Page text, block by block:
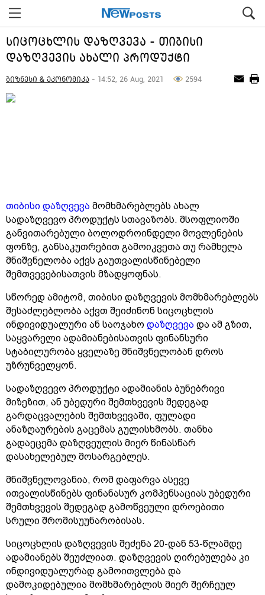
სიცოცხლის დაზღვევა - თიბისი
დაზღვევის ახალი პროდუქტი
ბიზნესი & ეკონომიკა - 14:52, 26 Aug, 2021 2594
თიბისი დაზღვევა მომხმარებლებს ახალ
სადაზღვევო პროდუქტს სთავაზობს. მსოფლიოში
განვითარებული ბოლოდროინდელი მოვლენების
ფონზე, განსაკუთრებით გამოიკვეთა თუ რამხელა
მნიშვნელობა აქვს გაუთვალისწინებელი
შემთვევებისათვის მზადყოფნას.
სწორედ ამიტომ, თიბისი დაზღვევის მომხმარებლებს
შესაძლებლობა აქვთ შეიძინონ სიცოცხლის
ინდივიდუალური ან საოჯახო დაზღვევა და ამ გზით,
საყვარელი ადამიანებისათვის ფინანსური
სტაბილურობა ყველაზე მნიშვნელობან დროს
უზრუნველყონ.
სადაზღვევო პროდუქტი ადამიანის ბუნებრივი
მიზეზით, ან უბედური შემთხვევის შედეგად
გარდაცვალების შემთხვევაში, ფულადი
ანაზღაურების გაცემას გულისხმობს. თანხა
გადაეცემა დაზღვეულის მიერ წინასწარ
დასახელებულ მოსარგებლეს.
მნიშვნელოვანია, რომ დაფარვა ასევე
ითვალისწინებს ფინანასურ კომპენსაციას უბედური
შემთხვევის შედეგად გამოწვეული დროებითი
სრული შრომისუუნარობისას.
სიცოცხლის დაზღვევის შეძენა 20-დან 53-წლამდე
ადამიანებს შეუძლიათ. დაზღვევის ღირებულება კი
ინდივიდუალურად გამოითვლება და
დამოკიდებულია მომხმარებლის მიერ შერჩეულ